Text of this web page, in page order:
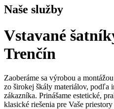
Naše služby
Vstavané
Trenčín
Zaoberáme sa výrobou a
zo širokej škály materiálov, podľa
zákazníka. Prinášame estetické,
klasické riešenia pre Vaše